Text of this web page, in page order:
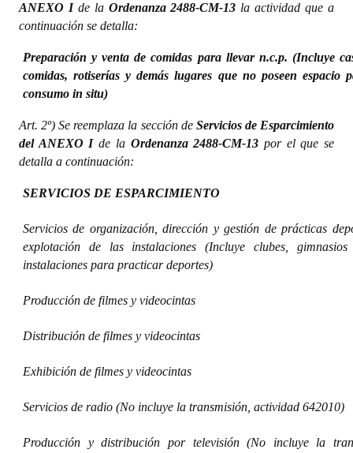
ANEXO I de la Ordenanza 2488-CM-13 la actividad que a
continuación se detalla:
Preparación y venta de comidas para llevar n.c.p. (Incluye
comidas, rotiserías y demás lugares que no poseen espacio
consumo in situ)
Art. 2º) Se reemplaza la sección de Servicios de Esparcimiento
del ANEXO Ide la Ordenanza 2488-CM-13 por el que se
detalla a continuación:
SERVICIOS DE ESPARCIMIENTO
Servicios de organización, dirección y gestión de prácticas
explotación de las instalaciones (Incluye clubes,
instalaciones para practicar deportes)
Producción de filmes y videocintas
Distribución de filmes y videocintas
Exhibición de filmes y videocintas
Servicios de radio (No incluye la transmisión, actividad 642010)
Producción y distribución por televisión (No incluye la